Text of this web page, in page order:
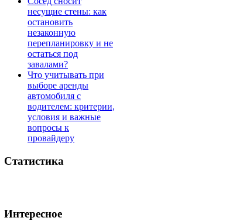
несущие стены: как
остановить
незаконную
перепланировку и не
остаться под
завалами?
Что учитывать при
выборе аренды
автомобиля с
водителем: критерии,
условия и важные
вопросы к
провайдеру
Статистика
Интересное